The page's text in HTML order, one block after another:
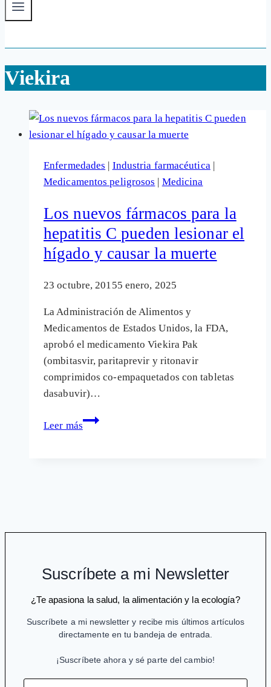
Viekira
Enfermedades Industria farmacéutica|
Medicamentos peligrosos
Medicina
Los nuevos fármacos para la
hepatitis C pueden lesionar el
hígado y causar la muerte
23 octubre, 20155 enero, 2025
La Administración de Alimentos y
Medicamentos de Estados Unidos, la FDA,
aprobó el medicamento Viekira Pak
(ombitasvir, paritaprevir y ritonavir
comprimidos co-empaquetados con tabletas
dasabuvir)…
Leer más
Los
pueden
el
hígado
y
la
Suscríbete a mi Newsletter
¿Te apasiona la salud, la alimentación y la ecología?
Suscríbete a mi newsletter y recibe mis últimos artículos
directamente en tu bandeja de entrada.
¡Suscríbete ahora y sé parte del cambio!